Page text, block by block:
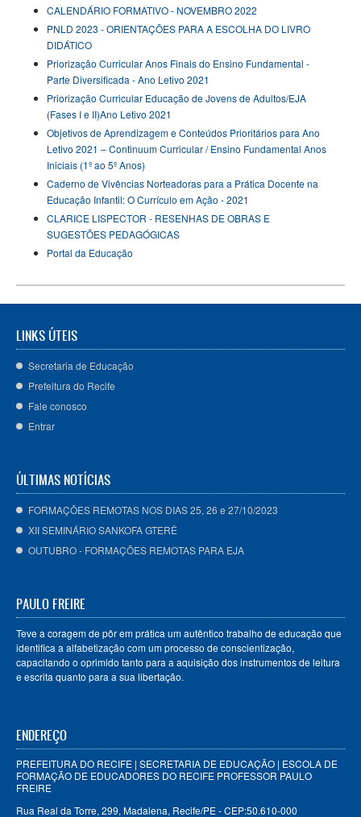
CALENDÁRIO FORMATIVO - NOVEMBRO 2022
PNLD 2023 - ORIENTAÇÕES PARA A ESCOLHA DO LIVRO
DIDÁTICO
Priorização Curricular Anos Finais do Ensino Fundamental -
Parte Diversificada - Ano Letivo 2021
Priorização Curricular Educação de Jovens de Adultos/EJA
(Fases I e II)Ano Letivo 2021
Objetivos de Aprendizagem e Conteúdos Prioritários para Ano
Letivo 2021 – Continuum Curricular / Ensino Fundamental Anos
Iniciais (1º ao 5º Anos)
Caderno de Vivências Norteadoras para a Prática Docente na
Educação Infantil: O Currículo em Ação - 2021
CLARICE LISPECTOR - RESENHAS DE OBRAS E
SUGESTÕES PEDAGÓGICAS
Portal da Educação
LINKS ÚTEIS
Secretaria de Educação
Prefeitura do Recife
Fale conosco
Entrar
ÚLTIMAS NOTÍCIAS
FORMAÇÕES REMOTAS NOS DIAS 25, 26 e 27/10/2023
XII SEMINÁRIO SANKOFA GTERÊ
OUTUBRO - FORMAÇÕES REMOTAS PARA EJA
PAULO FREIRE
Teve a coragem de pôr em prática um autêntico trabalho de educação que
identifica a alfabetização com um processo de conscientização,
capacitando o oprimido tanto para a aquisição dos instrumentos de leitura
e escrita quanto para a sua libertação.
ENDEREÇO
PREFEITURA DO RECIFE | SECRETARIA DE EDUCAÇÃO | ESCOLA DE
FORMAÇÃO DE EDUCADORES DO RECIFE PROFESSOR PAULO
FREIRE
Rua Real da Torre, 299, Madalena, Recife/PE - CEP:50.610-000